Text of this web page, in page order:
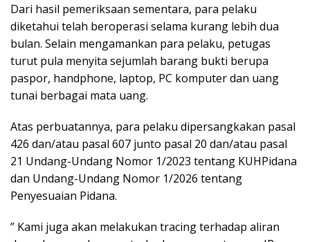
Dari hasil pemeriksaan sementara, para pelaku
diketahui telah beroperasi selama kurang lebih dua
bulan. Selain mengamankan para pelaku, petugas
turut pula menyita sejumlah barang bukti berupa
paspor, handphone, laptop, PC komputer dan uang
tunai berbagai mata uang.
Atas perbuatannya, para pelaku dipersangkakan pasal
426 dan/atau pasal 607 junto pasal 20 dan/atau pasal
21 Undang-Undang Nomor 1/2023 tentang KUHPidana
dan Undang-Undang Nomor 1/2026 tentang
Penyesuaian Pidana.
” Kami juga akan melakukan tracing terhadap aliran